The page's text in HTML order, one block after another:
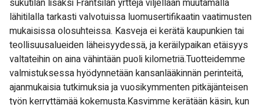
sukutilan lisäksi Frantsilan yrttejä viljellään muutamalla
lähitilalla tarkasti valvotuissa luomusertifikaatin vaatimusten
mukaisissa olosuhteissa. Kasveja ei kerätä kaupunkien tai
teollisuusalueiden läheisyydessä, ja keräilypaikan etäisyys
valtateihin on aina vähintään puoli kilometriä.Tuotteidemme
valmistuksessa hyödynnetään kansanlääkinnän perinteitä,
ajanmukaisia tutkimuksia ja vuosikymmenten pitkäjänteisen
työn kerryttämää kokemusta.Kasvimme kerätään käsin, kun